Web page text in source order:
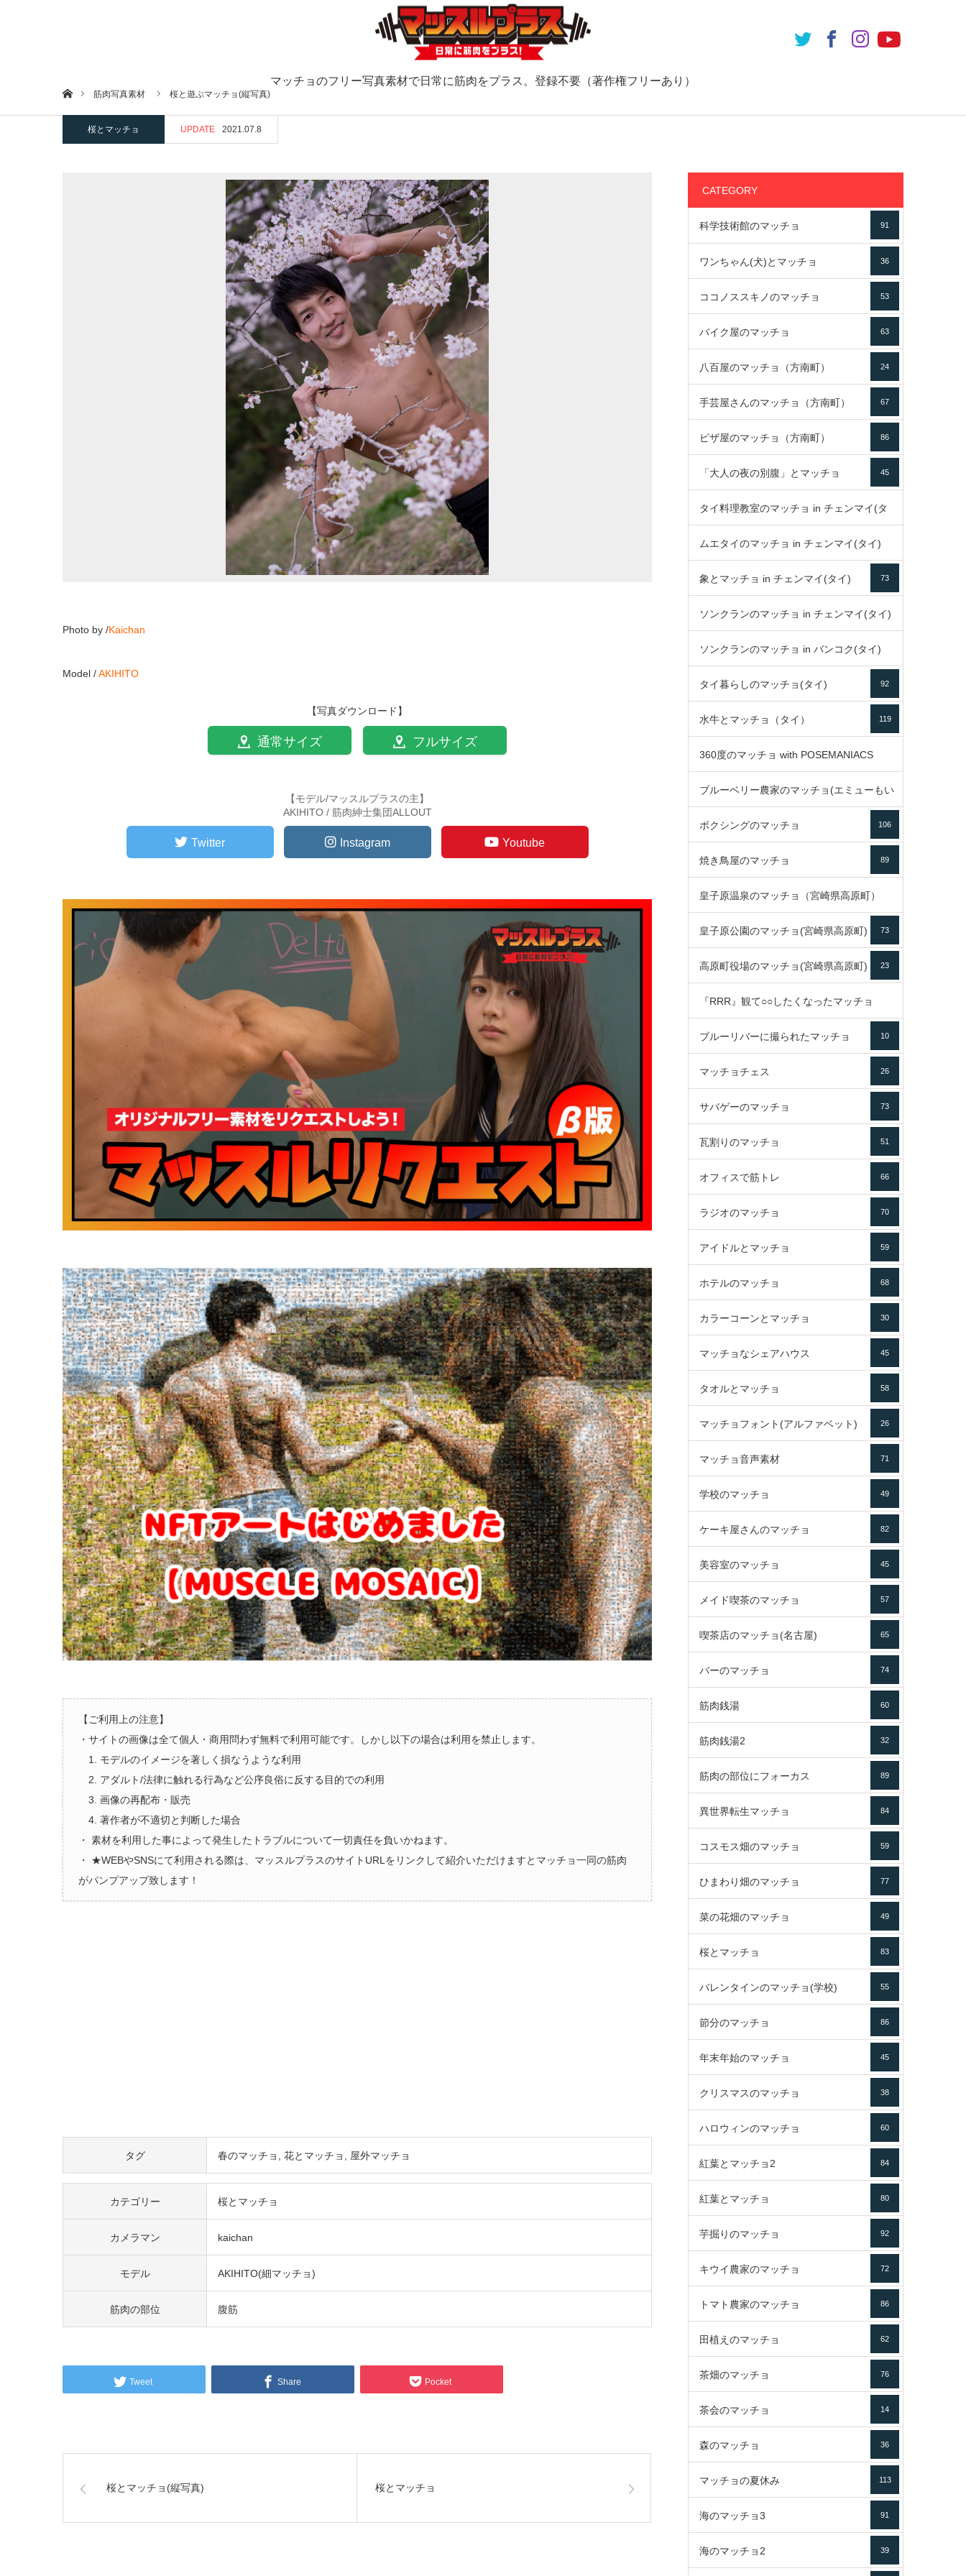
マッチョのフリー写真素材で日常に筋肉をプラス。登録不要（著作権フリーあり）
ホーム筋肉写真素材 桜と遊ぶマッチョ(縦写真)
桜とマッチョ UPDATE 2021.07.8
Photo by /Kaichan
Model /AKIHITO
【写真ダウンロード】
通常サイズ フルサイズ
【モデル/マッスルプラスの主】
AKIHITO / 筋肉紳士集団ALLOUT
Twitter Instagram Youtube
【ご利用上の注意】
・サイトの画像は全て個人・商用問わず無料で利用可能です。しかし以下の場合は利用を禁止します。
1. モデルのイメージを著しく損なうような利用
2. アダルト/法律に触れる行為など公序良俗に反する目的での利用
3. 画像の再配布・販売
4. 著作者が不適切と判断した場合
・ 素材を利用した事によって発生したトラブルについて一切責任を負いかねます。
・ ★WEBやSNSにて利用される際は、マッスルプラスのサイトURLをリンクして紹介いただけますとマッチョ一同の筋肉
がパンプアップ致します！
タグ 春のマッチョ 花とマッチョ 屋外マッチョ
カテゴリー 桜とマッチョ
カメラマン kaichan
モデル AKIHITO(細マッチョ)
筋肉の部位 腹筋
Tweet Share Pocket
桜とマッチョ(縦写真) 桜とマッチョ
CATEGORY
科学技術館のマッチョ 91
ワンちゃん(犬)とマッチョ 36
ココノススキノのマッチョ 53
バイク屋のマッチョ 63
八百屋のマッチョ（方南町） 24
手芸屋さんのマッチョ（方南町） 67
ピザ屋のマッチョ（方南町） 86
「大人の夜の別腹」とマッチョ 45
タイ料理教室のマッチョ in チェンマイ(タ
イ)
ムエタイのマッチョ in チェンマイ(タイ)
79
象とマッチョ in チェンマイ(タイ) 73
ソンクランのマッチョ in チェンマイ(タイ)
ソンクランのマッチョ in バンコク(タイ)
85
タイ暮らしのマッチョ(タイ) 92
水牛とマッチョ（タイ） 119
360度のマッチョ with POSEMANIACS
49
ブルーベリー農家のマッチョ(エミューもい
るよ) 72
ボクシングのマッチョ 106
焼き鳥屋のマッチョ 89
皇子原温泉のマッチョ（宮崎県高原町）
133
皇子原公園のマッチョ(宮崎県高原町) 73
高原町役場のマッチョ(宮崎県高原町) 23
『RRR』観て○○したくなったマッチョ
16
ブルーリバーに撮られたマッチョ 10
マッチョチェス 26
サバゲーのマッチョ 73
瓦割りのマッチョ 51
オフィスで筋トレ 66
ラジオのマッチョ 70
アイドルとマッチョ 59
ホテルのマッチョ 68
カラーコーンとマッチョ 30
マッチョなシェアハウス 45
タオルとマッチョ 58
マッチョフォント(アルファベット) 26
マッチョ音声素材 71
学校のマッチョ 49
ケーキ屋さんのマッチョ 82
美容室のマッチョ 45
メイド喫茶のマッチョ 57
喫茶店のマッチョ(名古屋) 65
バーのマッチョ 74
筋肉銭湯 60
筋肉銭湯2 32
筋肉の部位にフォーカス 89
異世界転生マッチョ 84
コスモス畑のマッチョ 59
ひまわり畑のマッチョ 77
菜の花畑のマッチョ 49
桜とマッチョ 83
バレンタインのマッチョ(学校) 55
節分のマッチョ 86
年末年始のマッチョ 45
クリスマスのマッチョ 38
ハロウィンのマッチョ 60
紅葉とマッチョ2 84
紅葉とマッチョ 80
芋掘りのマッチョ 92
キウイ農家のマッチョ 72
トマト農家のマッチョ 86
田植えのマッチョ 62
茶畑のマッチョ 76
茶会のマッチョ 14
森のマッチョ 36
マッチョの夏休み 113
海のマッチョ3 91
海のマッチョ2 39